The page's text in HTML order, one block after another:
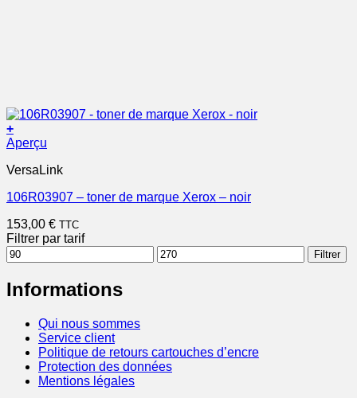
+
Aperçu
VersaLink
106R03907 – toner de marque Xerox – noir
153,00 € TTC
Filtrer par tarif
Prix
min
Prix
max
Filtrer
Informations
Qui nous sommes
Service client
Politique de retours cartouches d’encre
Protection des données
Mentions légales